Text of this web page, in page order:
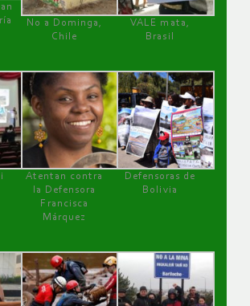
No a Dominga,
Chile
VALE mata,
Brasil
Atentan contra
la Defensora
Francisca
Márquez
Defensoras de
Bolivia